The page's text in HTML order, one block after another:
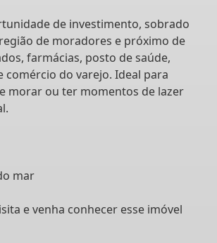
de investimento, sobrado
de moradores e próximo de
farmácias, posto de saúde,
comércio do varejo. Ideal para
morar ou ter momentos de lazer
mar
e venha conhecer esse imóvel